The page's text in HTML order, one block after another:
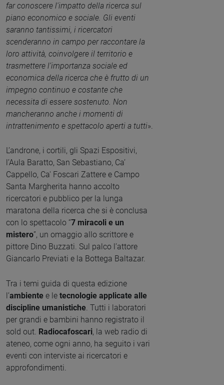
far conoscere l'impatto della ricerca sul
piano economico e sociale. Gli eventi
saranno tantissimi, i ricercatori
scenderanno in campo per raccontare la
loro attività, coinvolgere il territorio e
trasmettere l’importanza sociale ed
economica della ricerca che è frutto di un
impegno continuo e costante che
necessita di essere sostenuto. Non
mancheranno anche i momenti di
intrattenimento e spettacolo aperti a tutti».
L’androne, i cortili, gli Spazi Espositivi,
l’Aula Baratto, San Sebastiano, Ca’
Cappello, Ca' Foscari Zattere e Campo
Santa Margherita hanno accolto
ricercatori e pubblico per la lunga
maratona della ricerca che si è conclusa
con lo spettacolo “7 miracoli e un
mistero”, un omaggio allo scrittore e
pittore Dino Buzzati. Sul palco l’attore
Giancarlo Previati e la Bottega Baltazar.
Tra i temi guida di questa edizione
l’ambiente e le tecnologie applicate alle
discipline umanistiche . Tutti i laboratori
per grandi e bambini hanno registrato il
sold out. Radiocafoscari, la web radio di
ateneo, come ogni anno, ha seguito i vari
eventi con interviste ai ricercatori e
approfondimenti.